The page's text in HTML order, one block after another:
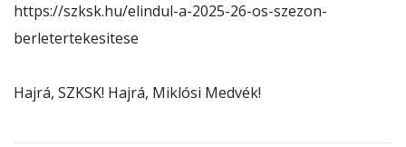
https://szksk.hu/elindul-a-2025-26-os-szezon-
berletertekesitese
Hajrá, SZKSK! Hajrá, Miklósi Medvék!